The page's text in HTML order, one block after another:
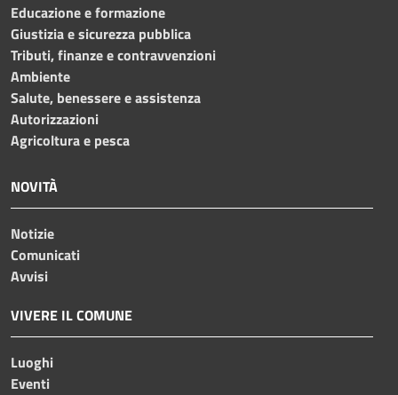
Educazione e formazione
Giustizia e sicurezza pubblica
Tributi, finanze e contravvenzioni
Ambiente
Salute, benessere e assistenza
Autorizzazioni
Agricoltura e pesca
NOVITÀ
Notizie
Comunicati
Avvisi
VIVERE IL COMUNE
Luoghi
Eventi